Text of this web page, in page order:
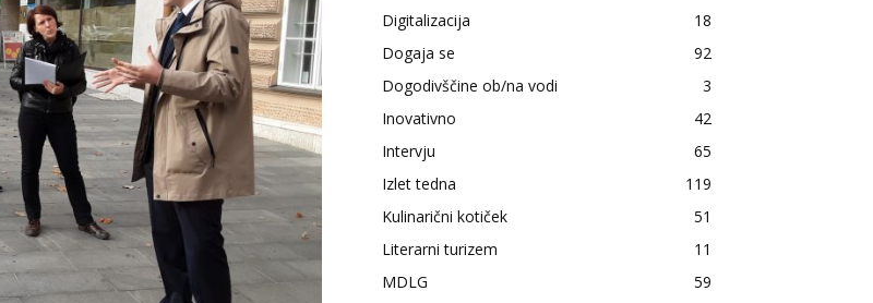
Digitalizacija
18
Dogaja se
92
Dogodivščine ob/na vodi
3
Inovativno
42
Intervju
65
Izlet tedna
119
Kulinarični kotiček
51
Literarni turizem
11
MDLG
59